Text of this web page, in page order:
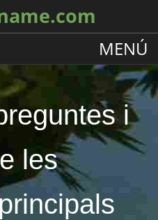
MENÚ
i
les